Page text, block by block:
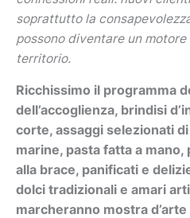
soprattutto la
possono diventare un
territorio.
Ricchissimo il programma
dell’accoglienza, brindisi
corte, assaggi selezionati
marine, pasta fatta a mano,
alla brace, panificati e
dolci tradizionali e amari
marcheranno mostra